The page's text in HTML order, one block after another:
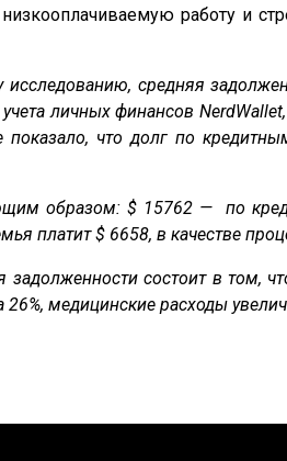
работу и
исследованию, средняя
личных финансов
показало, что долг по
образом: $ 15762 — по
платит $ 6658, в качестве
состоит в том,
медицинские расходы